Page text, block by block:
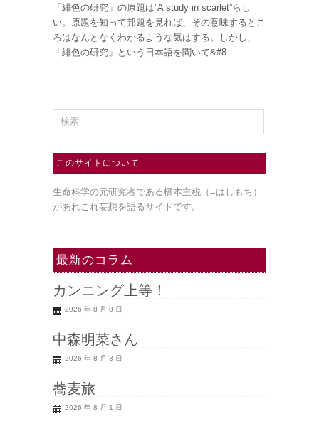
「緋色の研究」の原題は”A study in scarlet”らし
い。原題を知って邦題を見れば、その意味するとこ
ろはなんとなくわかるような気はする。しかし、
「緋色の研究」という日本語を聞いて&#8…
このサイトについて
生命科学の元研究者である橋本主税（=はしもち）
があれこれ妄想を語るサイトです。
最新のコラム
カンニング上等！
2026 年 8 月 8 日
中森明菜さん
2026 年 8 月 3 日
蕎麦旅
2026 年 8 月 1 日